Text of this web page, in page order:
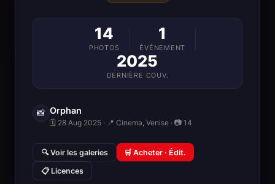
14
PHOTOS
1
ÉVÉNEMENT
2025
DERNIÈRE COUV.
📸 Orphan
🗓 28 Aug 2025 · 📍 Cinema, Venise · 📷 14
🔍 Voir les galeries 🛒 Acheter · Édit.
📋 Licences